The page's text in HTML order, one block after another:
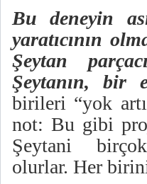
Bu deneyin
yaratıcının
Şeytan
Şeytanın, bir
birileri “yok
not: Bu gibi
Şeytani
olurlar. Her